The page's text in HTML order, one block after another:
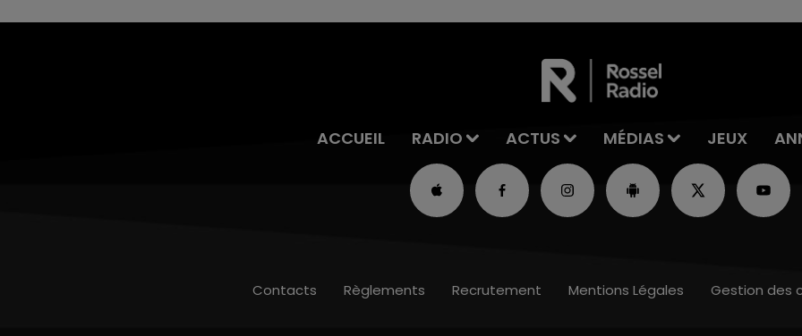
ACCUEIL RADIO ACTUS MÉDIAS JEUX
Contacts Règlements Recrutement Mentions Légales Gestion des